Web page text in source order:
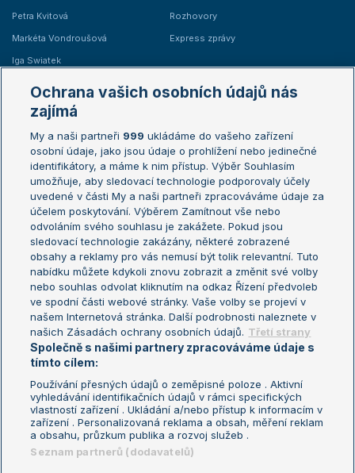
Petra Kvitová
Markéta Vondroušová
Iga Swiatek
Rozhovory
Express zprávy
Žebříčky
Žebříček ATP (muži)
Žebříček WTA (ženy)
Sázkařský žebříček
Australian Open
French Open
Wimbledon
US Open
Turnaj mistrů
Turnaj mistryň
Aktualní trendy
Fotbalové přestupy
Livesport Daily
LS Prague Open
Podmínky užití
Nastavení soukromí
GDPR a žurnalistika
Reklama
Kontakt
Informace o zpracování osobních
údajů
Ochrana vašich osobních údajů nás
zajímá
My a naši partneři 999 ukládáme do vašeho zařízení
osobní údaje, jako jsou údaje o prohlížení nebo jedinečné
identifikátory, a máme k nim přístup. Výběr Souhlasím
umožňuje, aby sledovací technologie podporovaly účely
uvedené v části My a naši partneři zpracováváme údaje za
účelem poskytování. Výběrem Zamítnout vše nebo
odvoláním svého souhlasu je zakážete. Pokud jsou
sledovací technologie zakázány, některé zobrazené
obsahy a reklamy pro vás nemusí být tolik relevantní. Tuto
nabídku můžete kdykoli znovu zobrazit a změnit své volby
nebo souhlas odvolat kliknutím na odkaz Řízení předvoleb
ve spodní části webové stránky. Vaše volby se projeví v
našem Internetová stránka. Další podrobnosti naleznete v
našich Zásadách ochrany osobních údajů. Třetí strany
Společně s našimi partnery zpracováváme údaje s
tímto cílem:
Používání přesných údajů o zeměpisné poloze . Aktivní
vyhledávání identifikačních údajů v rámci specifických
vlastností zařízení . Ukládání a/nebo přístup k informacím v
zařízení . Personalizovaná reklama a obsah, měření reklam
a obsahu, průzkum publika a rozvoj služeb .
Seznam partnerů (dodavatelů)